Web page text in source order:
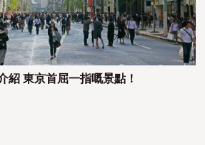
紹 東京首屈一指嘅景點！